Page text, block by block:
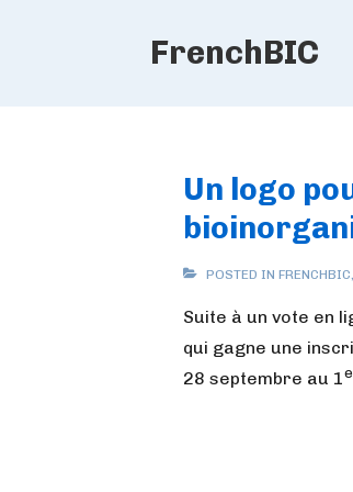
FrenchBIC
Un logo
POSTED IN FRENCHBIC,
Suite à un vote en
qui gagne une
28 septembre au 1